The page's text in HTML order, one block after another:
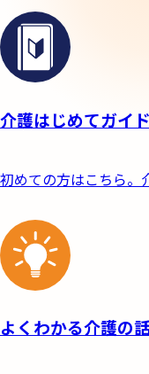
介護はじめてガイド
初めての方はこちら。
よくわかる介護の